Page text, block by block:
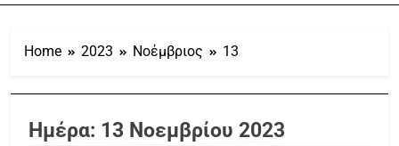
Home 2023 Νοέμβριος 13
Ημέρα: 13 Νοεμβρίου 2023